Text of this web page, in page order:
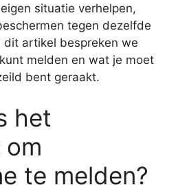
situatie verhelpen,
tegen dezelfde
dit artikel bespreken we
melden en wat je moet
bent geraakt.
het
om
te melden?